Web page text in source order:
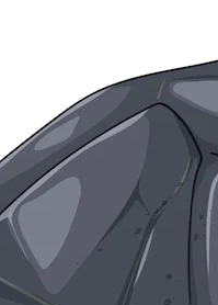
platform om je beste werk te
dan 1 miljoen abonnees
ondernemingen,
studio's.